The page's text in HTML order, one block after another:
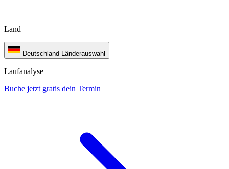
Land
Deutschland Länderauswahl
Laufanalyse
Buche jetzt gratis dein Termin